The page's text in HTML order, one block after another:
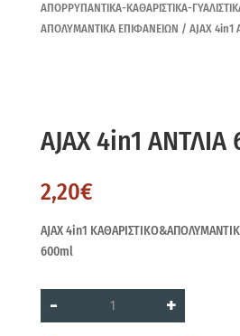
ΑΠΟΡΡΥΠΑΝΤΙΚΑ-ΚΑΘΑΡΙΣΤΙΚΑ-
ΑΠΟΛΥΜΑΝΤΙΚΑ ΕΠΙΦΑΝΕΙΩΝ / AJAX 4in1
AJAX 4in1
2,20€
AJAX 4in1
600ml
-
AJAX
ΑΝΤΛΙΑ
+